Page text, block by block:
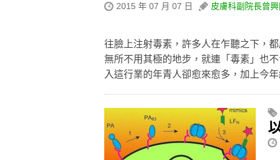
2015 年 07 月 07 日 皮膚科副院長曾
往臉上注射毒素，許多人在乍聽之下，
無所不用其極的地步，就連「毒素」也
入這行業的年青人卻愈來愈多，加上今